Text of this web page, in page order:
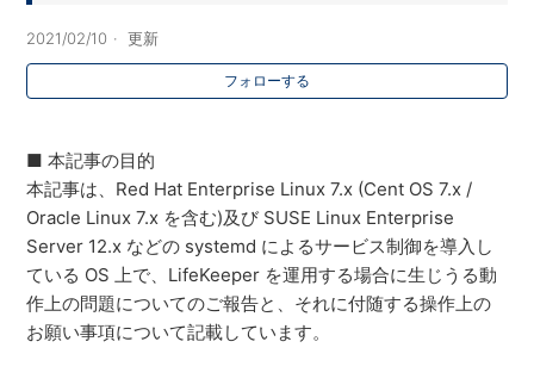
2021/02/10 更新
フォローする
■ 本記事の目的
本記事は、Red Hat Enterprise Linux 7.x (Cent OS 7.x /
Oracle Linux 7.x を含む)及び SUSE Linux Enterprise
Server 12.x などの systemd によるサービス制御を導入し
ている OS 上で、LifeKeeper を運用する場合に生じうる動
作上の問題についてのご報告と、それに付随する操作上の
お願い事項について記載しています。